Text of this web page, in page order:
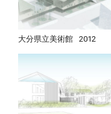
大分県立美術館 2012